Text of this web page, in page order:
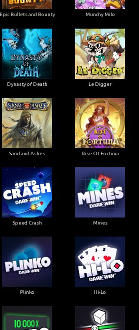
Epic Bullets and Bounty Munchy Milo
Dynasty of Death Le Digger
Sand and Ashes Rise Of Fortuna
Speed Crash Mines
Plinko Hi-Lo